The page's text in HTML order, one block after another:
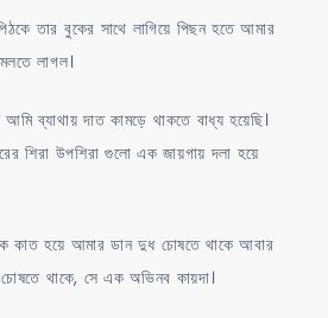
তার বুকের সাথে লাগিয়ে পিছন হতে আমার
লাগল।
ব্যাথায় দাত কামড়ে থাকতে বাধ্য হয়েছি।
শিরা উপশিরা গুলো এক জায়গায় দলা হয়ে
কাত হয়ে আমার ডান দুধ চোষতে থাকে আবার
থাকে, সে এক অভিনব কায়দা।